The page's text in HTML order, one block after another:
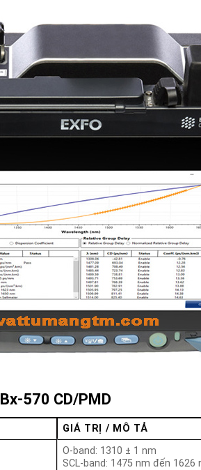
570 CD/PMD
GIÁ TRỊ / MÔ TẢ
O-band: 1310 ± 1 nm
SCL-band: 1475 nm đến 1626